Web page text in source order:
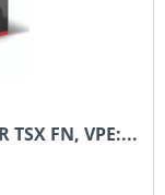
TSX FN, VPE:...